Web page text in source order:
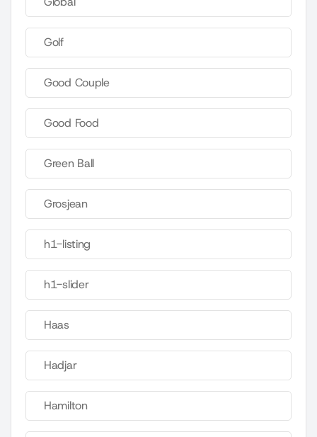
Golf
Good Couple
Good Food
Green Ball
Grosjean
h1-listing
h1-slider
Haas
Hadjar
Hamilton